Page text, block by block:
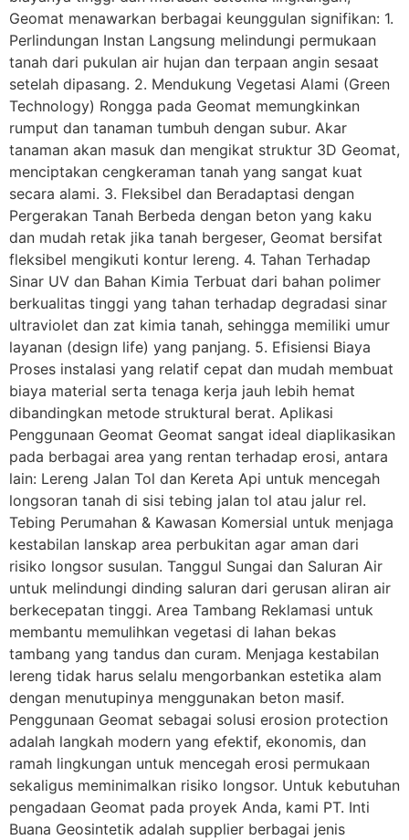
Geomat menawarkan berbagai keunggulan signifikan: 1.
Perlindungan Instan Langsung melindungi permukaan
tanah dari pukulan air hujan dan terpaan angin sesaat
setelah dipasang. 2. Mendukung Vegetasi Alami (Green
Technology) Rongga pada Geomat memungkinkan
rumput dan tanaman tumbuh dengan subur. Akar
tanaman akan masuk dan mengikat struktur 3D Geomat,
menciptakan cengkeraman tanah yang sangat kuat
secara alami. 3. Fleksibel dan Beradaptasi dengan
Pergerakan Tanah Berbeda dengan beton yang kaku
dan mudah retak jika tanah bergeser, Geomat bersifat
fleksibel mengikuti kontur lereng. 4. Tahan Terhadap
Sinar UV dan Bahan Kimia Terbuat dari bahan polimer
berkualitas tinggi yang tahan terhadap degradasi sinar
ultraviolet dan zat kimia tanah, sehingga memiliki umur
layanan (design life) yang panjang. 5. Efisiensi Biaya
Proses instalasi yang relatif cepat dan mudah membuat
biaya material serta tenaga kerja jauh lebih hemat
dibandingkan metode struktural berat. Aplikasi
Penggunaan Geomat Geomat sangat ideal diaplikasikan
pada berbagai area yang rentan terhadap erosi, antara
lain: Lereng Jalan Tol dan Kereta Api untuk mencegah
longsoran tanah di sisi tebing jalan tol atau jalur rel.
Tebing Perumahan & Kawasan Komersial untuk menjaga
kestabilan lanskap area perbukitan agar aman dari
risiko longsor susulan. Tanggul Sungai dan Saluran Air
untuk melindungi dinding saluran dari gerusan aliran air
berkecepatan tinggi. Area Tambang Reklamasi untuk
membantu memulihkan vegetasi di lahan bekas
tambang yang tandus dan curam. Menjaga kestabilan
lereng tidak harus selalu mengorbankan estetika alam
dengan menutupinya menggunakan beton masif.
Penggunaan Geomat sebagai solusi erosion protection
adalah langkah modern yang efektif, ekonomis, dan
ramah lingkungan untuk mencegah erosi permukaan
sekaligus meminimalkan risiko longsor. Untuk kebutuhan
pengadaan Geomat pada proyek Anda, kami PT. Inti
Buana Geosintetik adalah supplier berbagai jenis